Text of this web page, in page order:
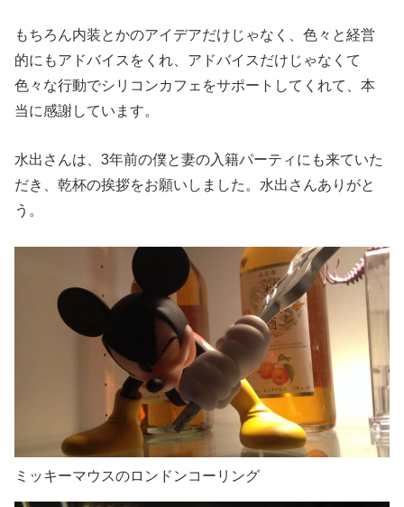
もちろん内装とかのアイデアだけじゃなく、色々と経営
的にもアドバイスをくれ、アドバイスだけじゃなくて
色々な行動でシリコンカフェをサポートしてくれて、本
当に感謝しています。
水出さんは、3年前の僕と妻の入籍パーティにも来ていた
だき、乾杯の挨拶をお願いしました。水出さんありがと
う。
ミッキーマウスのロンドンコーリング